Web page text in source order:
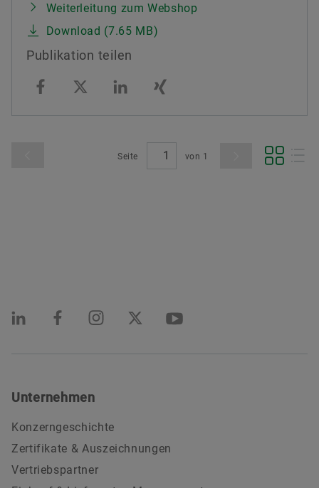
Weiterleitung zum Webshop
Download (7.65 MB)
Publikation teilen
Seite von 1
Unternehmen
Konzerngeschichte
Zertifikate & Auszeichnungen
Vertriebspartner